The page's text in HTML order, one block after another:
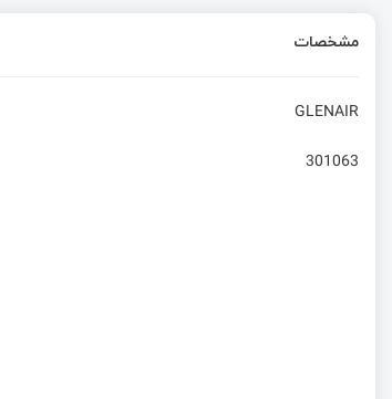
مشخصات
GLENAIR
301063